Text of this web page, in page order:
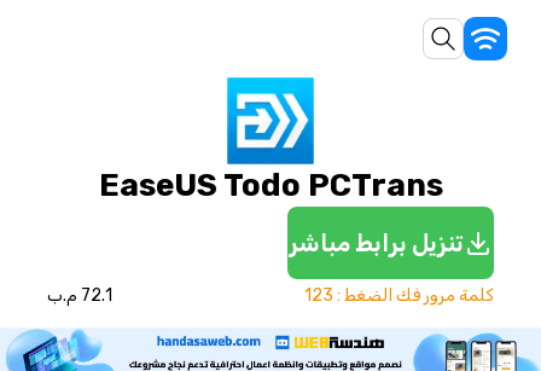
EaseUS Todo PCTrans
تنزيل برابط مباشر
كلمة مرور فك الضغط : 123 72.1 م.ب